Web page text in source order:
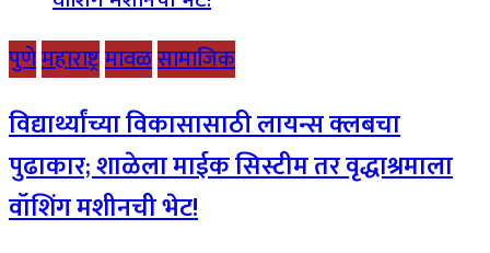
पुणेमहाराष्ट्रमावळसामाजिक
विद्यार्थ्यांच्या विकासासाठी लायन्स क्लबचा
पुढाकार; शाळेला माईक सिस्टीम तर वृद्धाश्रमाला
वॉशिंग मशीनची भेट!